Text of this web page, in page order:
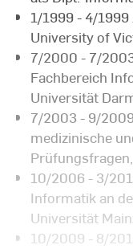
1/1999 - 4/
University of
7/2000 - 7/
Fachbereich
Universität
7/2003 - 9/
medizinische
10/2006 - 3/
Informatik an
Universität
10/2009 - 8/